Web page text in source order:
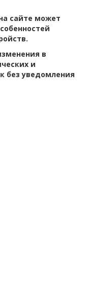
сайте может
в
и
без уведомления